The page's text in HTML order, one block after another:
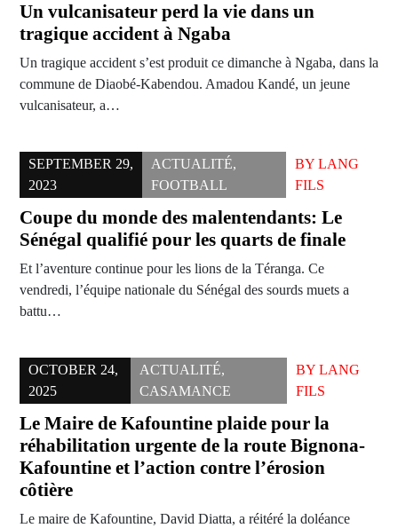
Un vulcanisateur perd la vie dans un
tragique accident à Ngaba
Un tragique accident s’est produit ce dimanche à Ngaba, dans la
commune de Diaobé-Kabendou. Amadou Kandé, un jeune
vulcanisateur, a…
SEPTEMBER 29,
2023
ACTUALITÉ,
FOOTBALL
BYLANG
FILS
Coupe du monde des malentendants: Le
Sénégal qualifié pour les quarts de finale
Et l’aventure continue pour les lions de la Téranga. Ce
vendredi, l’équipe nationale du Sénégal des sourds muets a
battu…
OCTOBER 24,
2025
ACTUALITÉ,
CASAMANCE
BY LANG
FILS
Le Maire de Kafountine plaide pour la
réhabilitation urgente de la route Bignona-
Kafountine et l’action contre l’érosion
côtière
Le maire de Kafountine, David Diatta, a réitéré la doléance